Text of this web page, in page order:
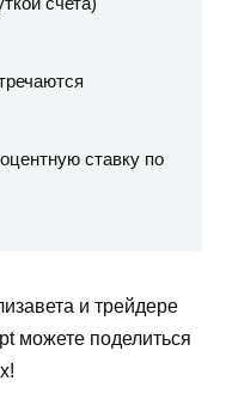
ставку по
и трейдере
можете поделиться